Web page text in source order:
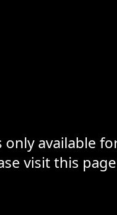
available
visit this